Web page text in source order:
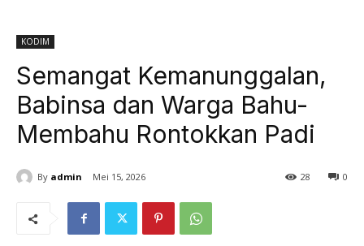
KODIM
Semangat Kemanunggalan,
Babinsa dan Warga Bahu-
Membahu Rontokkan Padi
By admin Mei 15, 2026 0
28